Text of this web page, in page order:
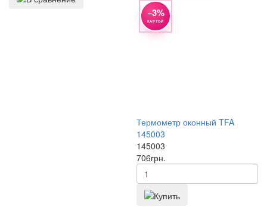
−3%
КАРТОЙ
Термометр оконный TFA
145003
145003
706грн.